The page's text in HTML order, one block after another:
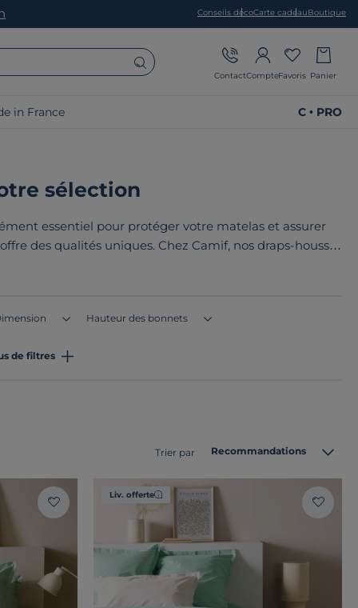
Conseils décoCarte cadeauBoutique
ContactCompteFavoris Panier
in France C • PRO
sélection
essentiel pour protéger votre matelas et assurer
des qualités uniques. Chez Camif, nos draps-housses
et paisibles. Le point commun de nos draps housse ?
Hauteur des bonnets
de filtres
Trier par Recommandations
Liv. offerte